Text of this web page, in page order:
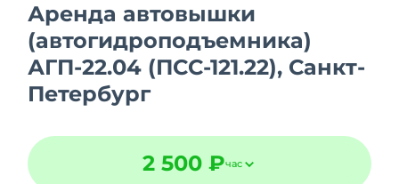
Аренда автовышки
(автогидроподъемника)
АГП-22.04 (ПСС-121.22), Санкт-
Петербург
2 500 ₽час